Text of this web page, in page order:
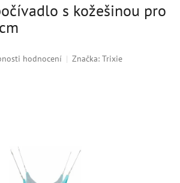
s kožešinou pro
hodnocení Značka: Trixie